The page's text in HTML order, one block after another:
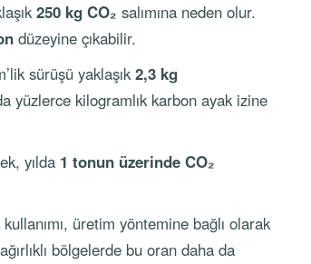
250 kg CO₂ salımına neden olur.
düzeyine çıkabilir.
sürüşü yaklaşık2,3 kg
yüzlerce kilogramlık karbon ayak izine
yılda 1 tonun üzerinde CO₂
üretim yöntemine bağlı olarak
bölgelerde bu oran daha da